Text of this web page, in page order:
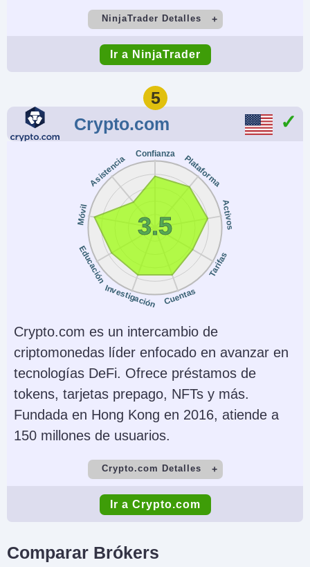
NinjaTrader Detalles
Cuenta Demo Depósito Mínimo
$0 (live trades must
meet intraday margin
to trade micro
Comercio Mínimo
0.01 Lots
Apalancamiento
$50 intraday margins
for Micro contracts
and $500 for popular
E-mini contracts
Copy Trading
NFA, CFTC, CySEC
Instrumentos
Futuros, Forex,
Acciones, Opciones,
Materias Primas,
Futuros, Cripto (no
futuros depende del
Plataformas
NinjaTrader Desktop,
Web & Mobile, eSignal
Monedas de cuenta
USD, EUR, GBP, CAD,
Trading Automatizado
NinjaScript or via
Ir a NinjaTrader
5
Crypto.com
Confianza Plataforma
Activos
Tarifas
Cuentas
Investigación
Educación
Móvil
Asistencia
3.5
Crypto.com es un intercambio de
criptomonedas líder enfocado en avanzar en
tecnologías DeFi. Ofrece préstamos de
tokens, tarjetas prepago, NFTs y más.
Fundada en Hong Kong en 2016, atiende a
150 millones de usuarios.
Crypto.com Detalles
Cuenta Demo Depósito Mínimo
Varies by payment
Comercio Mínimo
Ir a Crypto.com
Comparar Brókers